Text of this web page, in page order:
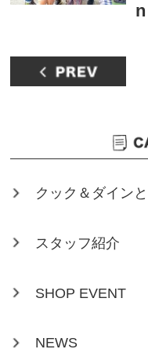
クック＆ダイン
スタッフ紹介
SHOP EVENT
NEWS